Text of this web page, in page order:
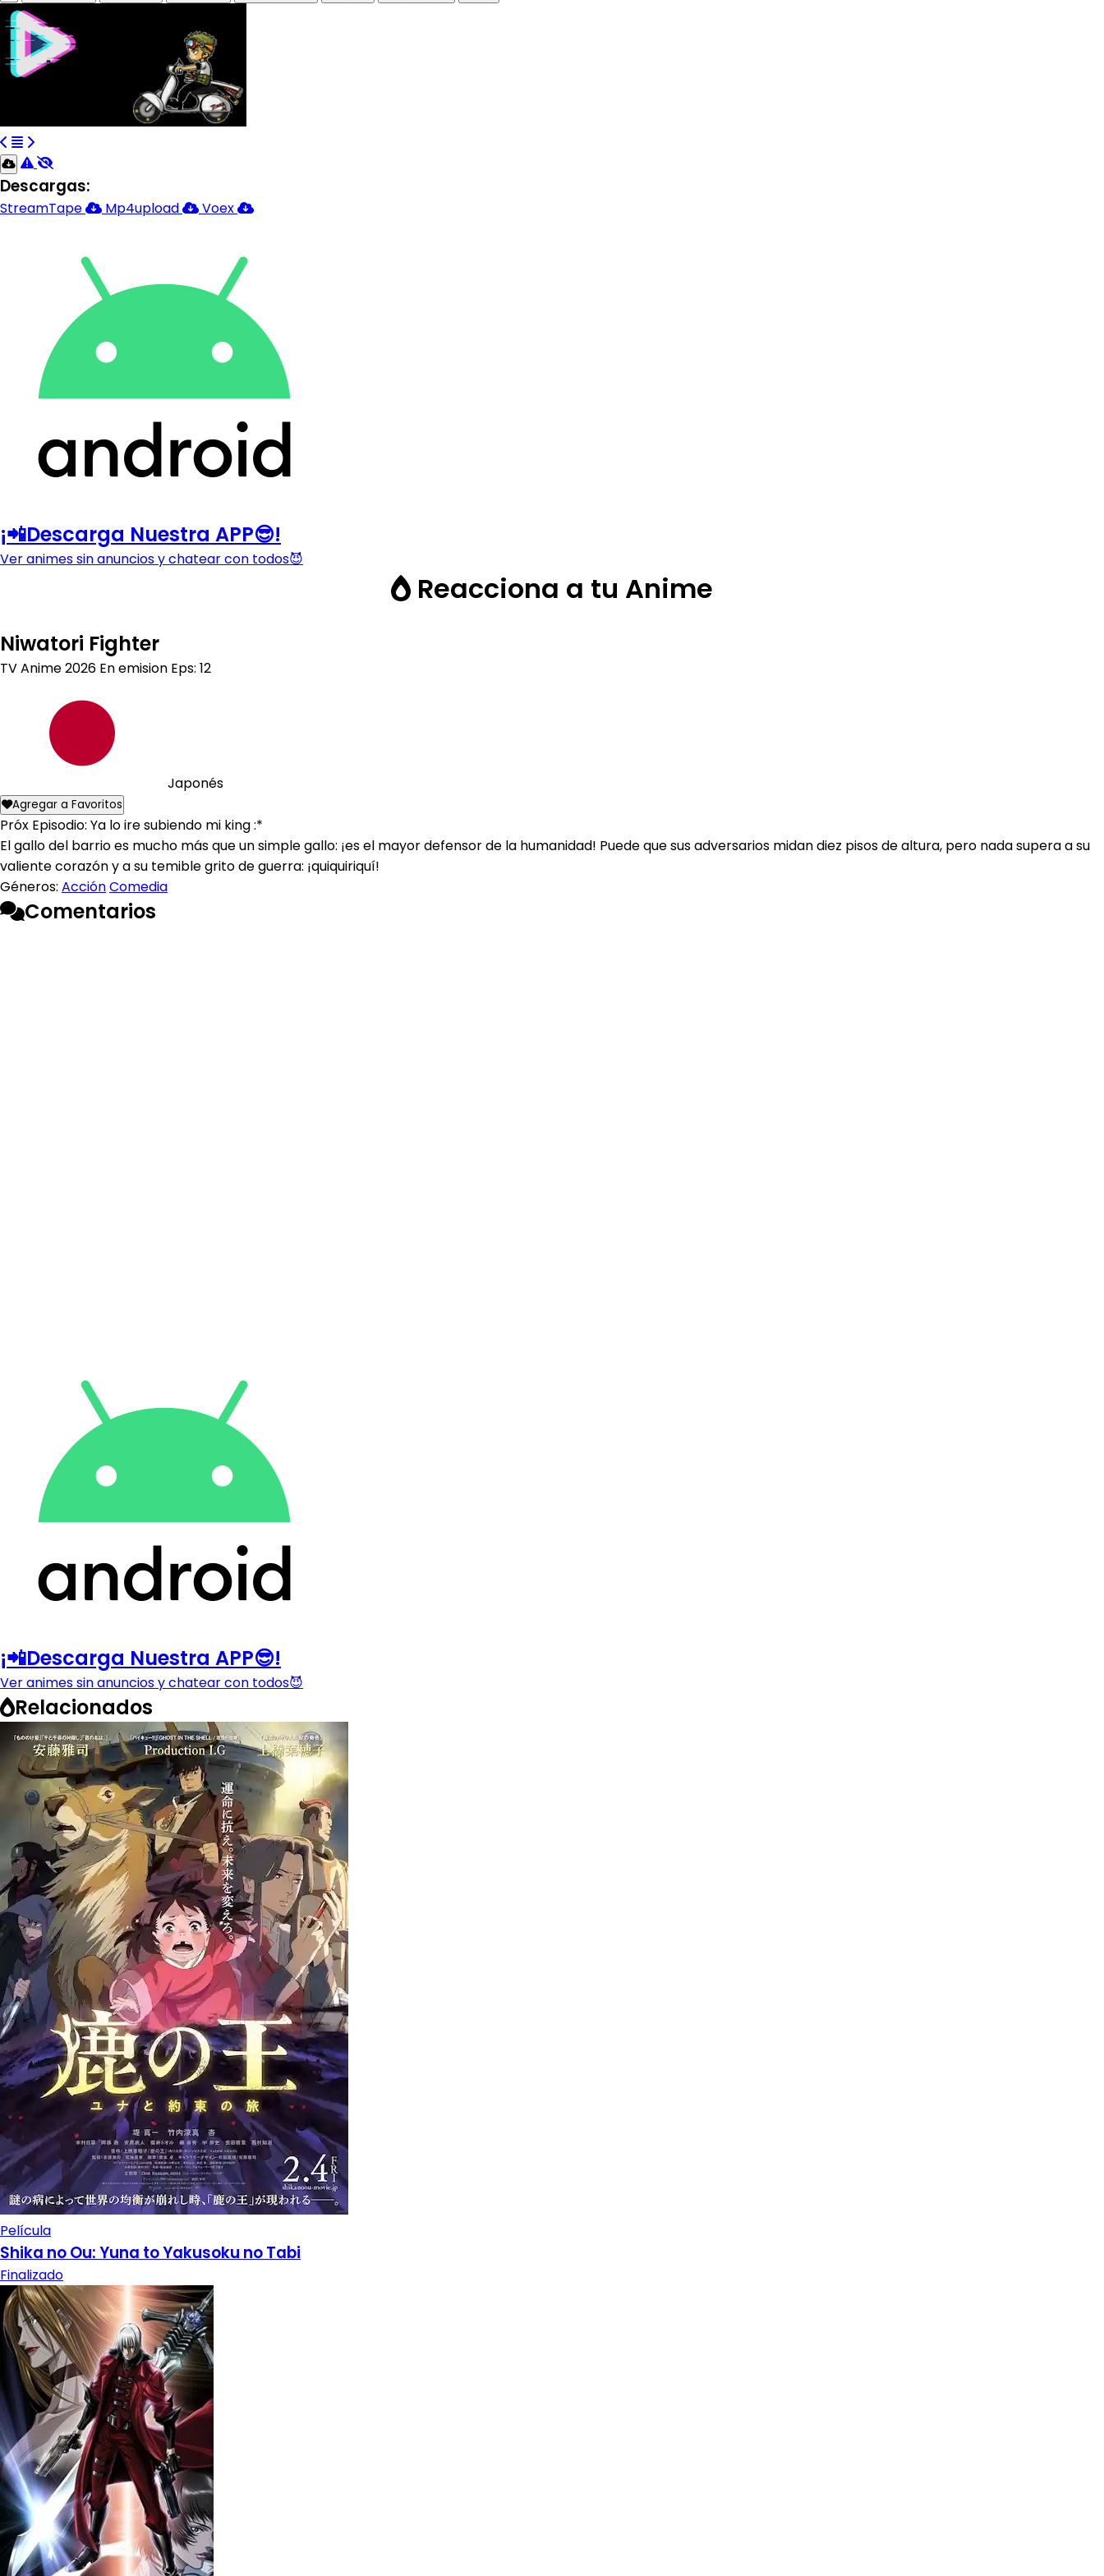
Descargas:
StreamTape Mp4upload Voex
¡📲Descarga Nuestra APP😎!
Ver animes sin anuncios y chatear con todos😈
Reacciona a tu Anime
Niwatori Fighter
TV Anime2026 En emision Eps: 12
Japonés
Agregar a Favoritos
Próx Episodio: Ya lo ire subiendo mi king :*
El gallo del barrio es mucho más que un simple gallo: ¡es el mayor defensor de la humanidad! Puede que sus adversarios midan diez pisos de altura, pero nada supera a su
valiente corazón y a su temible grito de guerra: ¡quiquiriquí!
Géneros: AcciónComedia
Comentarios
¡📲Descarga Nuestra APP😎!
Ver animes sin anuncios y chatear con todos😈
Relacionados
Película
Shika no Ou: Yuna to Yakusoku no Tabi
Finalizado